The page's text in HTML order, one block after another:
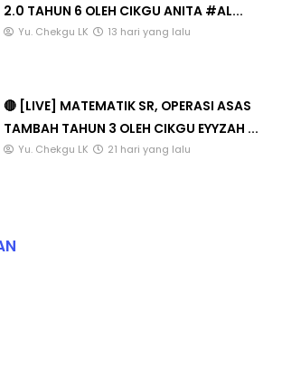
2.0 TAHUN 6 OLEH CIKGU ANITA #AL...
Yu. Chekgu LK 13 hari yang lalu
🔴 [LIVE] MATEMATIK SR, OPERASI ASAS
TAMBAH TAHUN 3 OLEH CIKGU EYYZAH ...
Yu. Chekgu LK 21 hari yang lalu